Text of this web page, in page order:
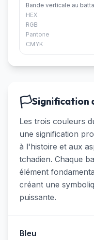
Bande verticale au
HEX
RGB
Pantone
CMYK
🏳️Signification
Les trois couleurs
une signification
à l'histoire et aux
tchadien. Chaque
élément
créant une
puissante.
Bleu